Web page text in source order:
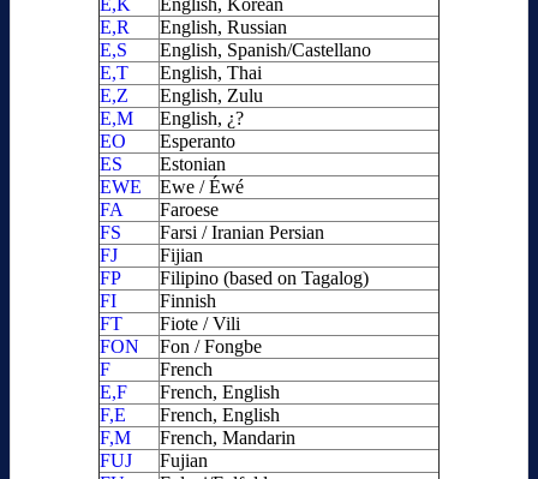
E,K
English, Korean
E,R
English, Russian
E,S
English, Spanish/Castellano
E,T
English, Thai
E,Z
English, Zulu
E,M
English, ¿?
EO
Esperanto
ES
Estonian
EWE
Ewe / Éwé
FA
Faroese
FS
Farsi / Iranian Persian
FJ
Fijian
FP
Filipino (based on Tagalog)
FI
Finnish
FT
Fiote / Vili
FON
Fon / Fongbe
F
French
E,F
French, English
F,E
French, English
F,M
French, Mandarin
FUJ
Fujian